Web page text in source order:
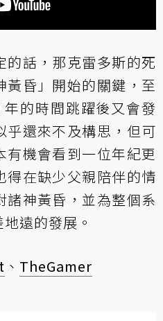
話，那克雷多斯的死
昏」開始的關鍵，至
的時間跳躍後又會發
乎還來不及構思，但可
機會看到一位年紀更
得在缺少父親陪伴的情
諸神黃昏，並為整個系
遠的發展。
、 TheGamer